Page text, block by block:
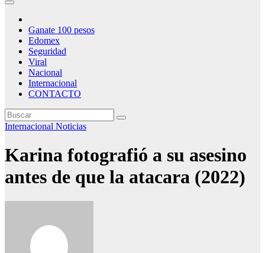
Ganate 100 pesos
Edomex
Seguridad
Viral
Nacional
Internacional
CONTACTO
Internacional Noticias
Karina fotografió a su asesino
antes de que la atacara (2022)